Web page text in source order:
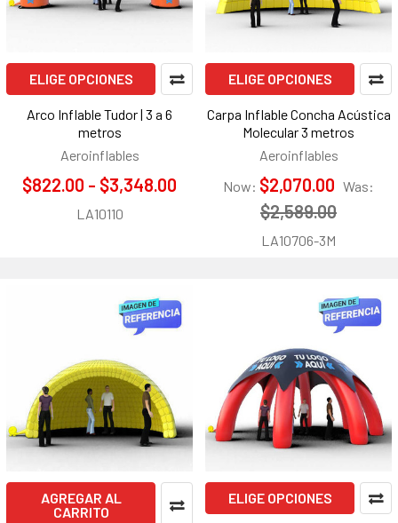
ELIGE OPCIONES
Arco Inflable Tudor | 3 a 6
metros
Aeroinflables
$822.00 - $3,348.00
LA10110
ELIGE OPCIONES
Carpa Inflable Concha Acústica
Molecular 3 metros
Aeroinflables
Now: $2,070.00 Was:
$2,589.00
LA10706-3M
AGREGAR AL
CARRITO
ELIGE OPCIONES